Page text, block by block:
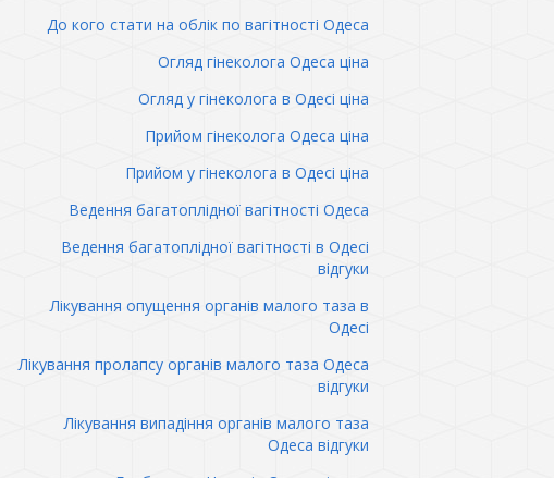
До кого стати на облік по вагітності Одеса
Огляд гінеколога Одеса ціна
Огляд у гінеколога в Одесі ціна
Прийом гінеколога Одеса ціна
Прийом у гінеколога в Одесі ціна
Ведення багатоплідної вагітності Одеса
Ведення багатоплідної вагітності в Одесі
відгуки
Лікування опущення органів малого таза в
Одесі
Лікування пролапсу органів малого таза Одеса
відгуки
Лікування випадіння органів малого таза
Одеса відгуки